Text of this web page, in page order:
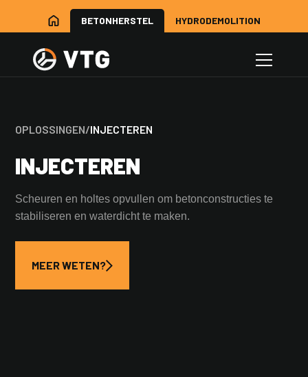
BETONHERSTEL HYDRODEMOLITION
OPLOSSINGEN/INJECTEREN
INJECTEREN
Scheuren en holtes opvullen om betonconstructies te
stabiliseren en waterdicht te maken.
MEER WETEN?